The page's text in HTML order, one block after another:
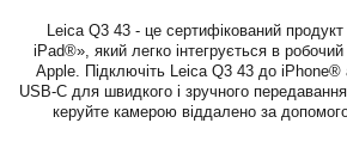
Leica Q3 43 - це сертифікований
iPad®», який легко інтегрується в
Apple. Підключіть Leica Q3 43 до
USB-C для швидкого і зручного
керуйте камерою віддалено за